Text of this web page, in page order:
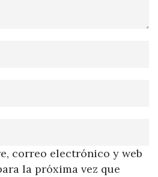
correo electrónico y web
la próxima vez que